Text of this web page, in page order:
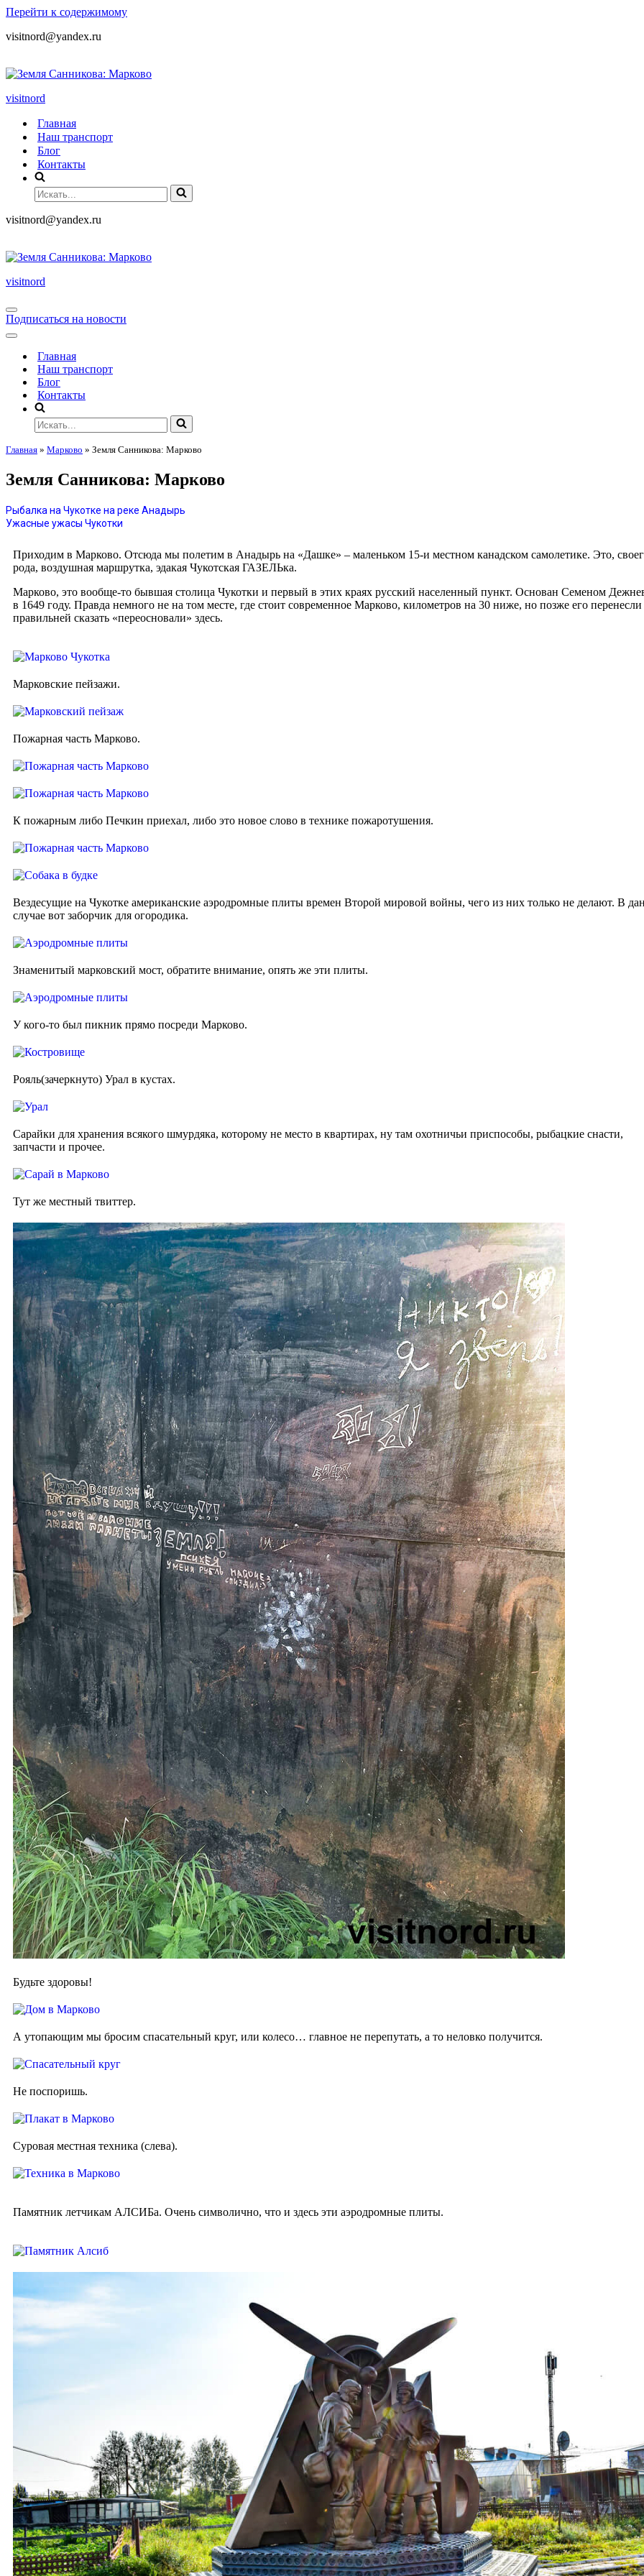
Перейти к содержимому
visitnord@yandex.ru
visitnord
Главная
Наш транспорт
Блог
Контакты
visitnord@yandex.ru
visitnord
Подписаться на новости
Главная
Наш транспорт
Блог
Контакты
Главная » Марково » Земля Санникова: Марково
Земля Санникова: Марково
Рыбалка на Чукотке на реке Анадырь
Ужасные ужасы Чукотки
Приходим в Марково. Отсюда мы полетим в Анадырь на «Дашке» – маленьком 15-и местном канадском самолетике. Это,
рода, воздушная маршрутка, эдакая Чукотская ГАЗЕЛЬка.
Марково, это вообще-то бывшая столица Чукотки и первый в этих краях русский населенный пункт. Основан Семеном
в 1649 году. Правда немного не на том месте, где стоит современное Марково, километров на 30 ниже, но позже его
правильней сказать «переосновали» здесь.
Марковские пейзажи.
Пожарная часть Марково.
К пожарным либо Печкин приехал, либо это новое слово в технике пожаротушения.
Вездесущие на Чукотке американские аэродромные плиты времен Второй мировой войны, чего из них только не делают. В
случае вот заборчик для огородика.
Знаменитый марковский мост, обратите внимание, опять же эти плиты.
У кого-то был пикник прямо посреди Марково.
Рояль(зачеркнуто) Урал в кустах.
Сарайки для хранения всякого шмурдяка, которому не место в квартирах, ну там охотничьи приспособы, рыбацкие снасти,
запчасти и прочее.
Тут же местный твиттер.
Будьте здоровы!
А утопающим мы бросим спасательный круг, или колесо… главное не перепутать, а то неловко получится.
Не поспоришь.
Суровая местная техника (слева).
Памятник летчикам АЛСИБа. Очень символично, что и здесь эти аэродромные плиты.